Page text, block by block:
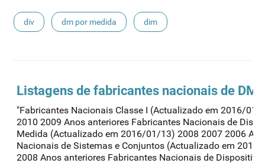
div dm por medida dim
Listagens de fabricantes nacionais de DM
"Fabricantes Nacionais Classe I (Actualizado em 2016/
2010 2009 Anos anteriores Fabricantes Nacionais de
Medida (Actualizado em 2016/01/13) 2008 2007 2006
Nacionais de Sistemas e Conjuntos (Actualizado em
2008 Anos anteriores Fabricantes Nacionais de